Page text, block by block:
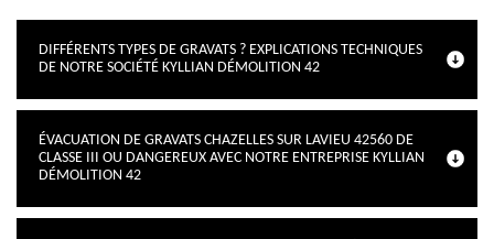
DIFFÉRENTS TYPES DE GRAVATS ? EXPLICATIONS TECHNIQUES
DE NOTRE SOCIÉTÉ KYLLIAN DÉMOLITION 42
ÉVACUATION DE GRAVATS CHAZELLES SUR LAVIEU 42560 DE
CLASSE III OU DANGEREUX AVEC NOTRE ENTREPRISE KYLLIAN
DÉMOLITION 42